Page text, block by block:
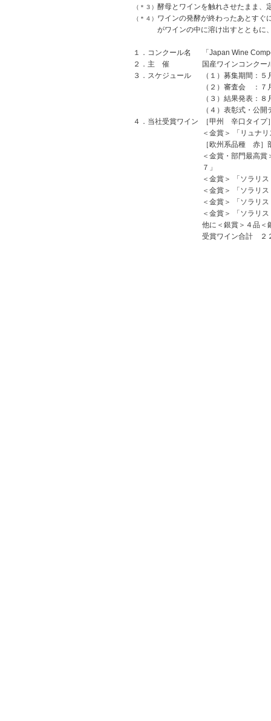
（＊３） 酵母とワインを触れさせたまま、
（＊４） ワインの発酵が終わったあとすぐ
がワインの中に溶け出すとともに
１．コンクール名
「Japan Wine
２．主 催
国産ワインコンクー
３．スケジュール
（１）募集期間：
（２）審査会 ：７
（３）結果発表：８
（４）表彰式・公
４．当社受賞ワイン
［甲州 辛口タイプ
＜金賞＞ 「リュナ
［欧州系品種 赤］
＜金賞・部門最高
７」
＜金賞＞ 「ソラリ
＜金賞＞ 「ソラリ
＜金賞＞ 「ソラリ
＜金賞＞ 「ソラリ
他に＜銀賞＞４品＜
受賞ワイン合計 ２